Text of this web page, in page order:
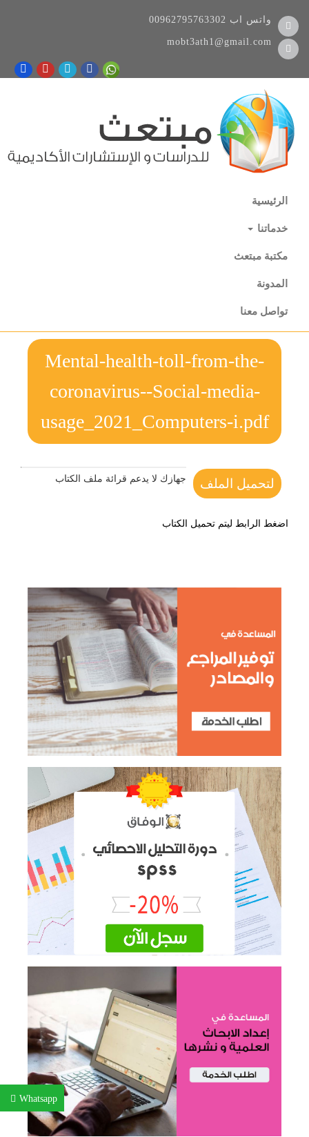
Whatsapp
00962795763302 واتس اب
mobt3ath1@gmail.com
الرئيسية
خدماتنا
مكتبة مبتعث
المدونة
تواصل معنا
Mental-health-toll-from-the-
coronavirus--Social-media-
usage_2021_Computers-i.pdf
لتحميل الملف جهازك لا يدعم قرائة ملف الكتاب
اضغط الرابط ليتم تحميل الكتاب